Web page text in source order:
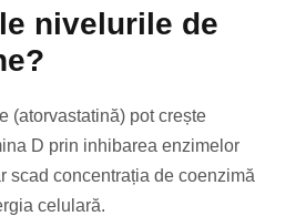
nivelurile de
(atorvastatină) pot crește
D prin inhibarea enzimelor
scad concentrația de coenzimă
celulară.